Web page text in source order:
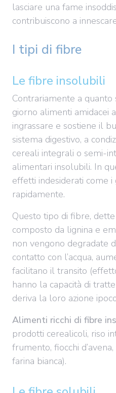
lasciare una fame
contribuiscono a
I tipi di fibre
Le fibre insolubili
Contrariamente a quanto
giorno alimenti amidacei
ingrassare e sostiene il
sistema digestivo, a
cereali integrali o semi-
alimentari insolubili. In
effetti indesiderati come
rapidamente.
Questo tipo di fibre,
composto da lignina e
non vengono degradate
contatto con l’acqua,
facilitano il transito
hanno la capacità di
deriva la loro azione
Alimenti ricchi di fibre
prodotti cerealicoli, riso
frumento, fiocchi
farina bianca).